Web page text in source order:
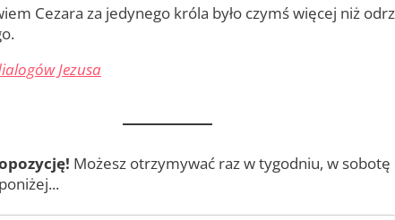
Cezara za jedynego króla było czymś więcej niż
Jezusa
Możesz otrzymywać raz w tygodniu, w